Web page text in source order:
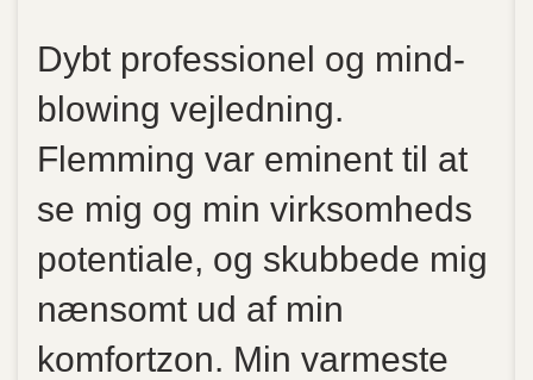
Dybt professionel og mind-
blowing vejledning.
Flemming var eminent til at
se mig og min virksomheds
potentiale, og skubbede mig
nænsomt ud af min
komfortzon. Min varmeste